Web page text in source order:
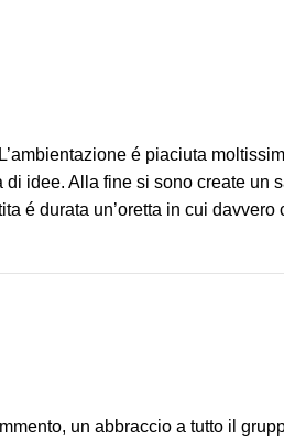
é piaciuta
di idee. Alla fine si sono create
é durata un’oretta in cui
un abbraccio a tutto il